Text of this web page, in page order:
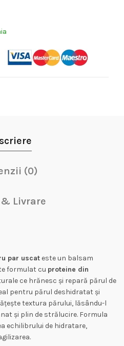
(0)
Livrare
par uscat este un balsam
formulat cu proteine din
ce hrănesc și repară părul de
pentru părul deshidratat și
textura părului, lăsându-l
și plin de strălucire. Formula
echilibrului de hidratare,